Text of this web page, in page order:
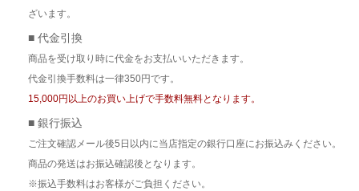
ざいます。
■ 代金引換
商品を受け取り時に代金をお支払いいただきます。
代金引換手数料は一律350円です。
15,000円以上のお買い上げで手数料無料となります。
■ 銀行振込
ご注文確認メール後5日以内に当店指定の銀行口座にお振込みください。
商品の発送はお振込確認後となります。
※振込手数料はお客様がご負担ください。